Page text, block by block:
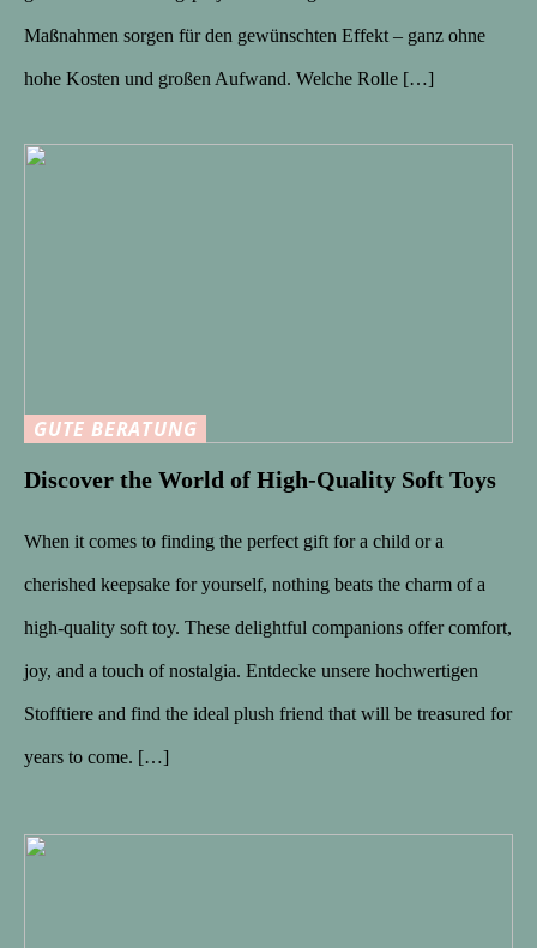
Maßnahmen sorgen für den gewünschten Effekt – ganz ohne
hohe Kosten und großen Aufwand. Welche Rolle […]
GUTE BERATUNG
Discover the World of High-Quality Soft Toys
When it comes to finding the perfect gift for a child or a
cherished keepsake for yourself, nothing beats the charm of a
high-quality soft toy. These delightful companions offer comfort,
joy, and a touch of nostalgia. Entdecke unsere hochwertigen
Stofftiere and find the ideal plush friend that will be treasured for
years to come. […]